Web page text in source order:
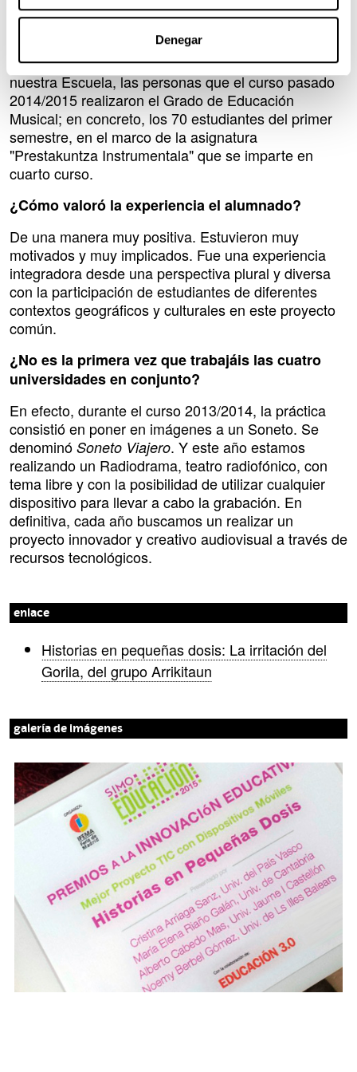
Denegar
¿Quiénes participaron en el proyecto?
Alumnas y alumnos de las cuatro universidades que
trabajamos con de manera conjunta el proyecto. En
nuestra Escuela, las personas que el curso pasado
2014/2015 realizaron el Grado de Educación
Musical; en concreto, los 70 estudiantes del primer
semestre, en el marco de la asignatura
"Prestakuntza Instrumentala" que se imparte en
cuarto curso.
¿Cómo valoró la experiencia el alumnado?
De una manera muy positiva. Estuvieron muy
motivados y muy implicados. Fue una experiencia
integradora desde una perspectiva plural y diversa
con la participación de estudiantes de diferentes
contextos geográficos y culturales en este proyecto
común.
¿No es la primera vez que trabajáis las cuatro
universidades en conjunto?
En efecto, durante el curso 2013/2014, la práctica
consistió en poner en imágenes a un Soneto. Se
denominó Soneto Viajero. Y este año estamos
realizando un Radiodrama, teatro radiofónico, con
tema libre y con la posibilidad de utilizar cualquier
dispositivo para llevar a cabo la grabación. En
definitiva, cada año buscamos un realizar un
proyecto innovador y creativo audiovisual a través de
recursos tecnológicos.
enlace
Historias en pequeñas dosis: La irritación del
Gorila, del grupo Arrikitaun
galería de imágenes